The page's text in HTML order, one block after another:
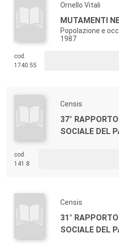
Ornello Vitali
MUTAMENTI
Popolazione e
1987
cod.
1740.55
Censis
37°
SOCIALE DEL
cod.
141.8
Censis
31°
SOCIALE DEL